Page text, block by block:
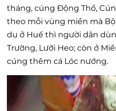
tháng, cúng Động Thổ,
theo mỗi vùng miền mà Bộ
dụ ở Huế thì người dân
Trường, Lưỡi Heo; còn ở
cúng thêm cá Lóc nướng.